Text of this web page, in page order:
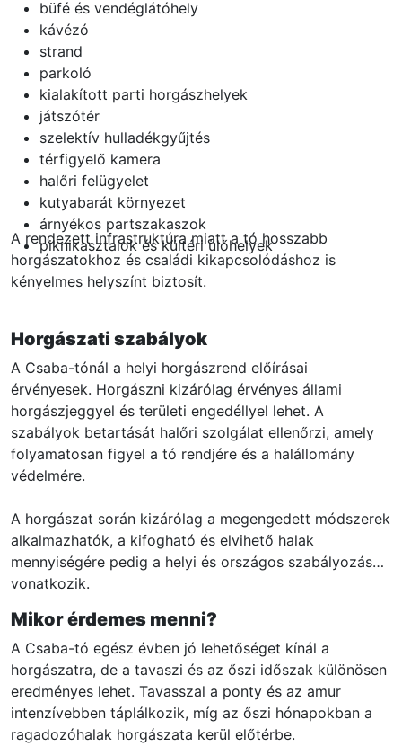
büfé és vendéglátóhely
kávézó
strand
parkoló
kialakított parti horgászhelyek
játszótér
szelektív hulladékgyűjtés
térfigyelő kamera
halőri felügyelet
kutyabarát környezet
árnyékos partszakaszok
piknikasztalok és kültéri ülőhelyek
A rendezett infrastruktúra miatt a tó hosszabb
horgászatokhoz és családi kikapcsolódáshoz is
kényelmes helyszínt biztosít.
Horgászati szabályok
A Csaba-tónál a helyi horgászrend előírásai
érvényesek. Horgászni kizárólag érvényes állami
horgászjeggyel és területi engedéllyel lehet. A
szabályok betartását halőri szolgálat ellenőrzi, amely
folyamatosan figyel a tó rendjére és a halállomány
védelmére.
A horgászat során kizárólag a megengedett módszerek
alkalmazhatók, a kifogható és elvihető halak
mennyiségére pedig a helyi és országos szabályozás
vonatkozik.
Mikor érdemes menni?
A Csaba-tó egész évben jó lehetőséget kínál a
horgászatra, de a tavaszi és az őszi időszak különösen
eredményes lehet. Tavasszal a ponty és az amur
intenzívebben táplálkozik, míg az őszi hónapokban a
ragadozóhalak horgászata kerül előtérbe.